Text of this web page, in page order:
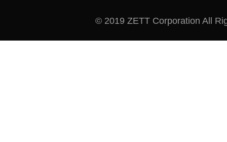
© 2019 ZETT Corporation All